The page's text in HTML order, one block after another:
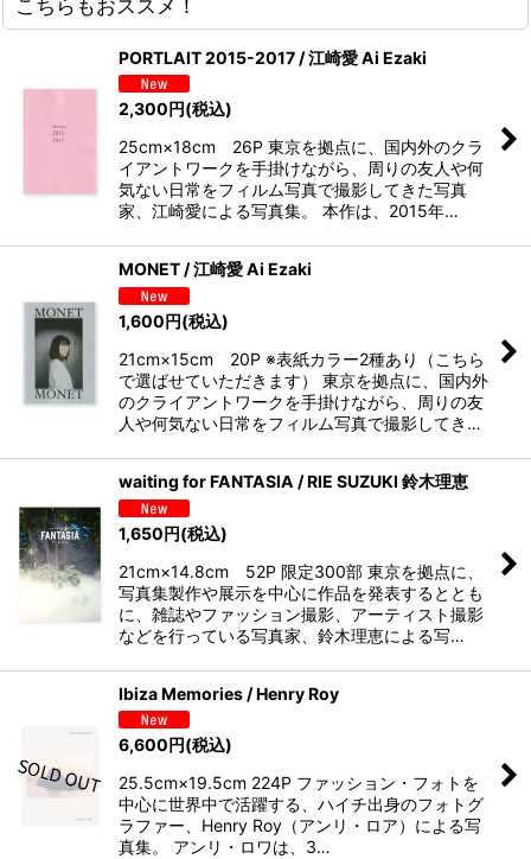
PORTLAIT 2015-2017 / 江崎愛 Ai Ezaki
2,300円(税込)
25cm×18cm 26P 東京を拠点に、国内外のクラ
イアントワークを手掛けながら、周りの友人や何
気ない日常をフィルム写真で撮影してきた写真
家、江崎愛による写真集。 本作は、2015年…
MONET / 江崎愛 Ai Ezaki
1,600円(税込)
21cm×15cm 20P ※表紙カラー2種あり（こちら
で選ばせていただきます） 東京を拠点に、国内外
のクライアントワークを手掛けながら、周りの友
人や何気ない日常をフィルム写真で撮影してき…
waiting for FANTASIA / RIE SUZUKI 鈴木理恵
1,650円(税込)
21cm×14.8cm 52P 限定300部 東京を拠点に、
写真集製作や展示を中心に作品を発表するととも
に、雑誌やファッション撮影、アーティスト撮影
などを行っている写真家、鈴木理恵による写…
Ibiza Memories / Henry Roy
6,600円(税込)
25.5cm×19.5cm 224P ファッション・フォトを
中心に世界中で活躍する、ハイチ出身のフォトグ
ラファー、Henry Roy（アンリ・ロア）による写
真集。 アンリ・ロワは、3…